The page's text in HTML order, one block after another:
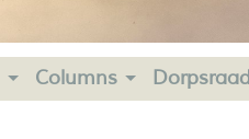
Columns Dorpsraad